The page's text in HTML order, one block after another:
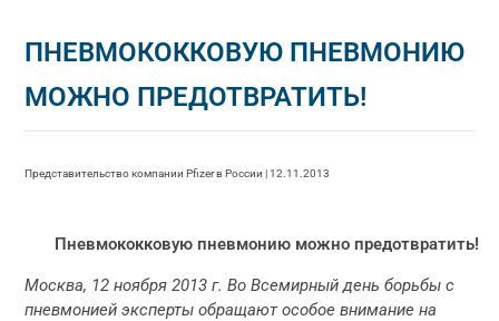
ПНЕВМОКОККОВУЮ ПНЕВМОНИЮ
МОЖНО ПРЕДОТВРАТИТЬ!
Представительство компании Pfizer в России | 12.11.2013
Пневмококковую пневмонию можно предотвратить!
Москва, 12 ноября 2013 г. Во Всемирный день борьбы с
пневмонией эксперты обращают особое внимание на